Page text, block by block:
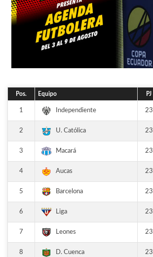
Pos. Equipo PJ
1 Independiente 23
2 U. Católica 23
3 Macará 23
4 Aucas 23
5 Barcelona 23
6 Liga 23
7 Leones 23
8 D. Cuenca 23